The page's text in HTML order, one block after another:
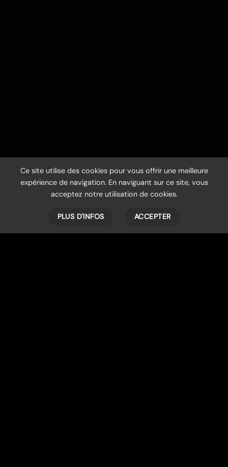
Ce site utilise des cookies pour vous offrir une meilleure
expérience de navigation. En naviguant sur ce site, vous
acceptez notre utilisation de cookies.
PLUS D'INFOS ACCEPTER